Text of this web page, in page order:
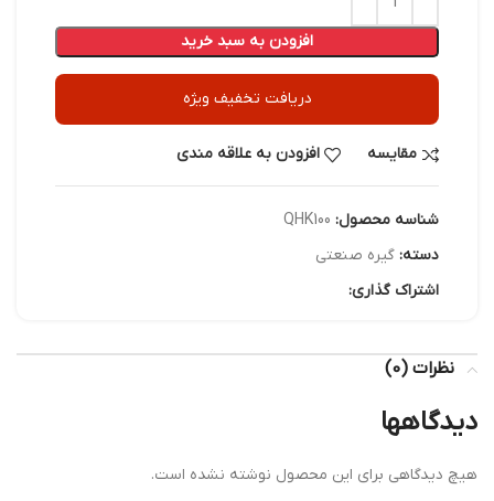
افزودن به سبد خرید
دریافت تخفیف ویژه
مقایسه افزودن به علاقه مندی
شناسه محصول: QHK100
دسته: گیره صنعتی
اشتراک گذاری:
نظرات (0)
دیدگاهها
هیچ دیدگاهی برای این محصول نوشته نشده است.